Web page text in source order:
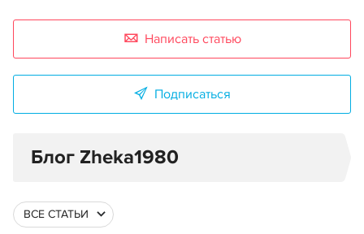
Написать статью
Подписаться
Блог Zheka1980
ВСЕ СТАТЬИ